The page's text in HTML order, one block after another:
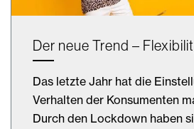
Der neue Trend –
Das letzte Jahr hat die
Verhalten der Konsumenten
Durch den Lockdown haben